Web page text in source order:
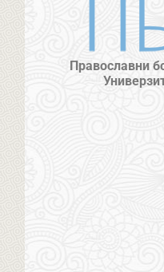
Православни